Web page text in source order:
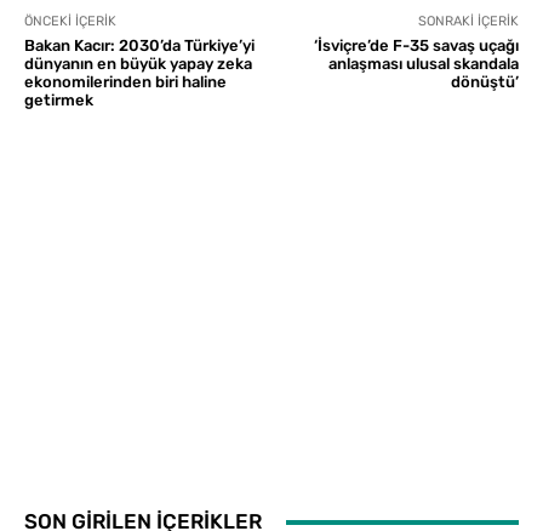
ÖNCEKI İÇERIK
Bakan Kacır: 2030’da Türkiye’yi
dünyanın en büyük yapay zeka
ekonomilerinden biri haline
getirmek
SONRAKI İÇERIK
‘İsviçre’de F-35 savaş uçağı
anlaşması ulusal skandala
dönüştü’
SON GİRİLEN İÇERİKLER